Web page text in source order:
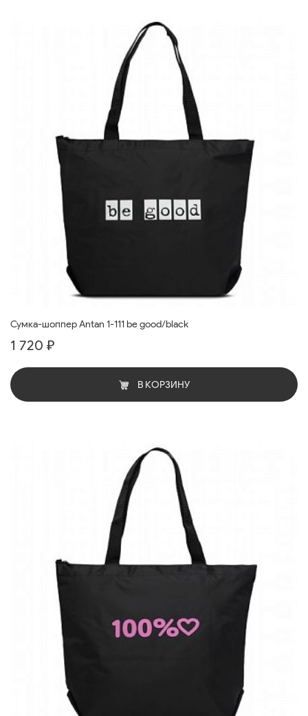
Сумка-шоппер Antan 1-111 be good/black
1 720 ₽
В КОРЗИНУ